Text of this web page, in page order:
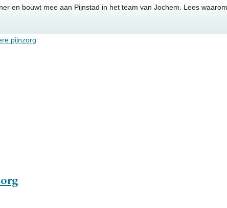
en bouwt mee aan Pijnstad in het team van Jochem. Lees